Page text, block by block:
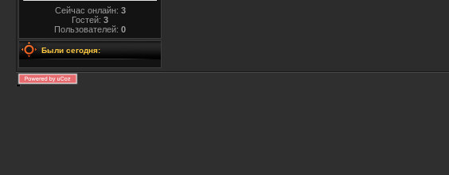
Сейчас онлайн: 3
Гостей: 3
Пользователей: 0
Были сегодня: